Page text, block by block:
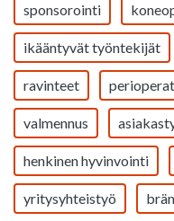
sponsorointi
ikääntyvät työntekijät
ravinteet
valmennus
henkinen hyvinvointi
yritysyhteistyö